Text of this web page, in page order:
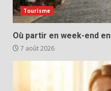
Tourisme
Où partir en week-end
7 août 2026